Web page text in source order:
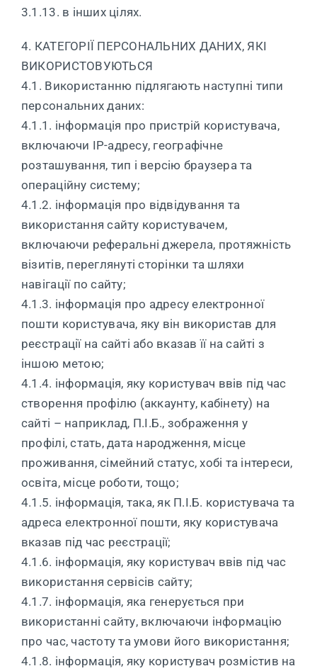
3.1.13. в інших цілях.
4. КАТЕГОРІЇ ПЕРСОНАЛЬНИХ ДАНИХ, ЯКІ
ВИКОРИСТОВУЮТЬСЯ
4.1. Використанню підлягають наступні типи
персональних даних:
4.1.1. інформація про пристрій користувача,
включаючи ІP-адресу, географічне
розташування, тип і версію браузера та
операційну систему;
4.1.2. інформація про відвідування та
використання сайту користувачем,
включаючи реферальні джерела, протяжність
візитів, переглянуті сторінки та шляхи
навігації по сайту;
4.1.3. інформація про адресу електронної
пошти користувача, яку він використав для
реєстрації на сайті або вказав її на сайті з
іншою метою;
4.1.4. інформація, яку користувач ввів під час
створення профілю (аккаунту, кабінету) на
сайті – наприклад, П.І.Б., зображення у
профілі, стать, дата народження, місце
проживання, сімейний статус, хобі та інтереси,
освіта, місце роботи, тощо;
4.1.5. інформація, така, як П.І.Б. користувача та
адреса електронної пошти, яку користувача
вказав під час реєстрації;
4.1.6. інформація, яку користувач ввів під час
використання сервісів сайту;
4.1.7. інформація, яка генерується при
використанні сайту, включаючи інформацію
про час, частоту та умови його використання;
4.1.8. інформація, яку користувач розмістив на